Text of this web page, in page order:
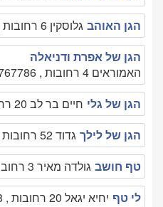
הגן האוהב גלוסקין 6 רחובות , 0545861311
הגן של אפרת ודניאלה
האמוראים 4 רחובות , 0547767786
הגן של גלי חיים בר לב 20 רחובות , 0504439144
הגן של לילך גדוד 52 רחובות , 0547600216
טף חושב גולדה מאיר 3 רחובות , 089301553
לי טף יחיא יגאל 20 רחובות , 089458138